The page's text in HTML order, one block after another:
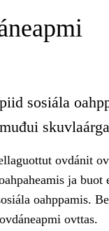
sosiála
ovdánit
ja buot
oahppamis.
ovttas.